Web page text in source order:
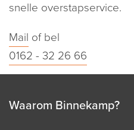
snelle overstapservice.
Mail of bel
0162 - 32 26 66
Waarom Binnekamp?